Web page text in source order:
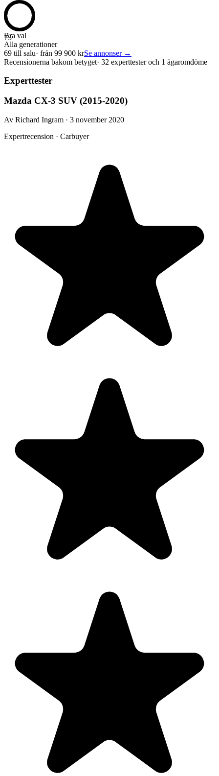
73
Bra val
Alla generationer
69 till salu· från 99 900 krSe annonser →
Recensionerna bakom betyget· 32 experttester och 1 ägaromdöme
Experttester
Mazda CX-3 SUV (2015-2020)
Av Richard Ingram · 3 november 2020
Expertrecension · Carbuyer